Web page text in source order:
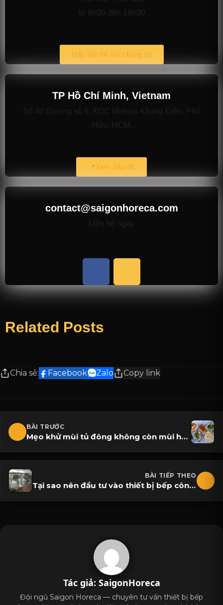
từ 8h00 đến 18h00
Hãy liên hệ với chúng tôi
TP Hồ Chí Minh, Vietnam
Số 40 Đường số 6, KDC Melosa Khang Điền, Phú
Hữu, HCM.
📍Xem bản đồ
contact@saigonhoreca.com
Liên hệ ngay
Related Posts
Chia sẻ: Facebook Zalo Copy link
BÀI TRƯỚC
Mẹo khử mùi tủ đông không còn mùi hôi chỉ với 8 cách đơn giản
BÀI TIẾP THEO
Tại sao nên đầu tư vào thiết bị bếp công nghiệp cho nhà bếp Căn Tin?
Tác giả: SaigonHoreca
Đội ngũ Saigon Horeca — chuyên tư vấn thiết bị bếp